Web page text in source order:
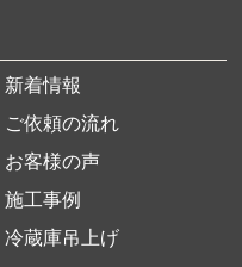
新着情報
ご依頼の流れ
お客様の声
施工事例
冷蔵庫吊上げ